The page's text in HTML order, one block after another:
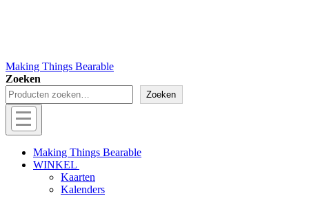
Making Things Bearable
Zoeken
Zoeken
Menu
Off
canvas
Making Things Bearable
WINKEL
Kaarten
Kalenders